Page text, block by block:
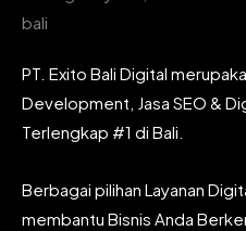
PT. Exito Bali Digital
Development, Jasa SEO &
Terlengkap #1 di Bali.
Berbagai pilihan Layanan
membantu Bisnis Anda